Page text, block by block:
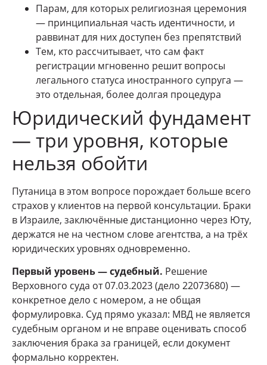
Парам, для которых религиозная церемония
— принципиальная часть идентичности, и
раввинат для них доступен без препятствий
Тем, кто рассчитывает, что сам факт
регистрации мгновенно решит вопросы
легального статуса иностранного супруга —
это отдельная, более долгая процедура
Юридический фундамент
— три уровня, которые
нельзя обойти
Путаница в этом вопросе порождает больше всего
страхов у клиентов на первой консультации. Браки
в Израиле, заключённые дистанционно через Юту,
держатся не на честном слове агентства, а на трёх
юридических уровнях одновременно.
Первый уровень — судебный. Решение
Верховного суда от 07.03.2023 (дело 22073680) —
конкретное дело с номером, а не общая
формулировка. Суд прямо указал: МВД не является
судебным органом и не вправе оценивать способ
заключения брака за границей, если документ
формально корректен.